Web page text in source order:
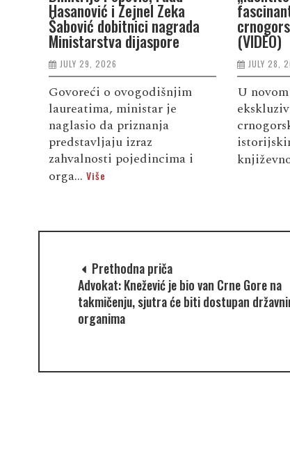
Hasanović i Zejnel Zeka
Šabović dobitnici nagrada
Ministarstva dijaspore
JULY 29, 2026
Govoreći o ovogodišnjim
laureatima, ministar je
naglasio da priznanja
predstavljaju izraz
zahvalnosti pojedincima i
orga... Više
(VIDEO)
JULY 28,
U
Prethodna priča
Advokat: Knežević je bio van Crne Gore na
takmičenju, sjutra će biti dostupan
organima